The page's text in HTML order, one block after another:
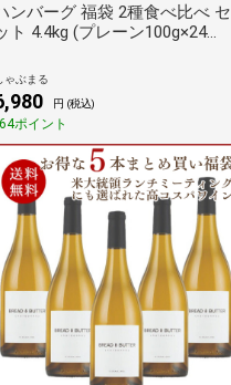
ンバーグ 福袋 2種食べ比べ セ
ト 4.4kg (プレーン100g×24
だけ レンジ 冷凍 惣菜 あすつ
業務用 しゃぶまる
ゃぶまる
円 (税込)
64ポイント